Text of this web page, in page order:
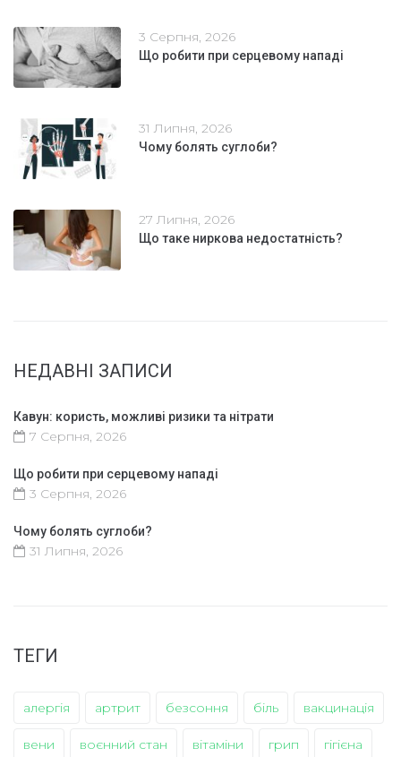
3 Серпня, 2026
Що робити при серцевому нападі
31 Липня, 2026
Чому болять суглоби?
27 Липня, 2026
Що таке ниркова недостатність?
НЕДАВНІ ЗАПИСИ
Кавун: користь, можливі ризики та нітрати
7 Серпня, 2026
Що робити при серцевому нападі
3 Серпня, 2026
Чому болять суглоби?
31 Липня, 2026
ТЕГИ
алергія артрит безсоння біль вакцинація
вени воєнний стан вітаміни грип гігієна